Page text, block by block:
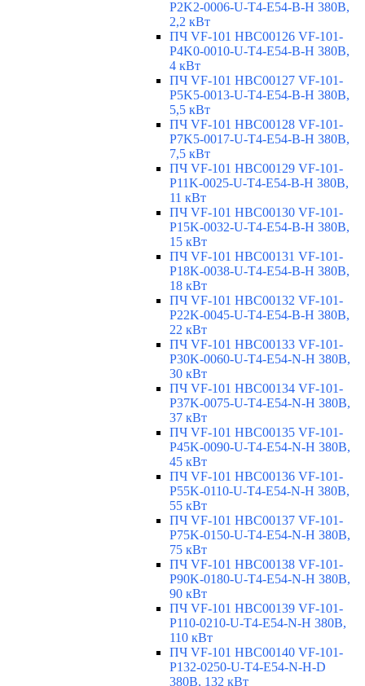
P2K2-0006-U-T4-E54-B-H 380В,
2,2 кВт
ПЧ VF-101 HBC00126 VF-101-
P4K0-0010-U-T4-E54-B-H 380В,
4 кВт
ПЧ VF-101 HBC00127 VF-101-
P5K5-0013-U-T4-E54-B-H 380В,
5,5 кВт
ПЧ VF-101 HBC00128 VF-101-
P7K5-0017-U-T4-E54-B-H 380В,
7,5 кВт
ПЧ VF-101 HBC00129 VF-101-
P11K-0025-U-T4-E54-B-H 380В,
11 кВт
ПЧ VF-101 HBC00130 VF-101-
P15K-0032-U-T4-E54-B-H 380В,
15 кВт
ПЧ VF-101 HBC00131 VF-101-
P18K-0038-U-T4-E54-B-H 380В,
18 кВт
ПЧ VF-101 HBC00132 VF-101-
P22K-0045-U-T4-E54-B-H 380В,
22 кВт
ПЧ VF-101 HBC00133 VF-101-
P30K-0060-U-T4-E54-N-H 380В,
30 кВт
ПЧ VF-101 HBC00134 VF-101-
P37K-0075-U-T4-E54-N-H 380В,
37 кВт
ПЧ VF-101 HBC00135 VF-101-
P45K-0090-U-T4-E54-N-H 380В,
45 кВт
ПЧ VF-101 HBC00136 VF-101-
P55K-0110-U-T4-E54-N-H 380В,
55 кВт
ПЧ VF-101 HBC00137 VF-101-
P75K-0150-U-T4-E54-N-H 380В,
75 кВт
ПЧ VF-101 HBC00138 VF-101-
P90K-0180-U-T4-E54-N-H 380В,
90 кВт
ПЧ VF-101 HBC00139 VF-101-
P110-0210-U-T4-E54-N-H 380В,
110 кВт
ПЧ VF-101 HBC00140 VF-101-
P132-0250-U-T4-E54-N-H-D
380В, 132 кВт